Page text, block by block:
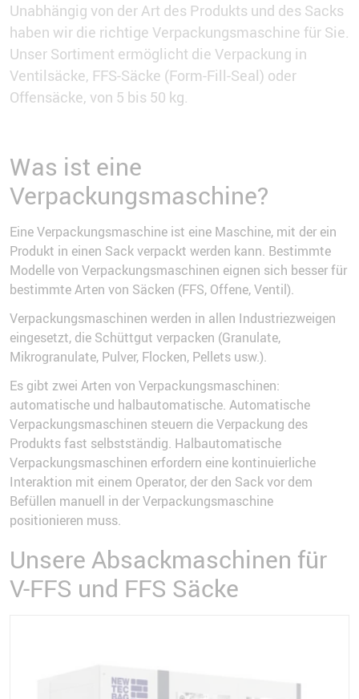
Unabhängig von der Art des Produkts und des Sacks
haben wir die richtige Verpackungsmaschine für Sie.
Unser Sortiment ermöglicht die Verpackung in
Ventilsäcke, FFS-Säcke (Form-Fill-Seal) oder
Offensäcke, von 5 bis 50 kg.
Was ist eine
Verpackungsmaschine?
Eine Verpackungsmaschine ist eine Maschine, mit der ein
Produkt in einen Sack verpackt werden kann. Bestimmte
Modelle von Verpackungsmaschinen eignen sich besser für
bestimmte Arten von Säcken (FFS, Offene, Ventil).
Verpackungsmaschinen werden in allen Industriezweigen
eingesetzt, die Schüttgut verpacken (Granulate,
Mikrogranulate, Pulver, Flocken, Pellets usw.).
Es gibt zwei Arten von Verpackungsmaschinen:
automatische und halbautomatische. Automatische
Verpackungsmaschinen steuern die Verpackung des
Produkts fast selbstständig. Halbautomatische
Verpackungsmaschinen erfordern eine kontinuierliche
Interaktion mit einem Operator, der den Sack vor dem
Befüllen manuell in der Verpackungsmaschine
positionieren muss.
Unsere Absackmaschinen für
V-FFS und FFS Säcke